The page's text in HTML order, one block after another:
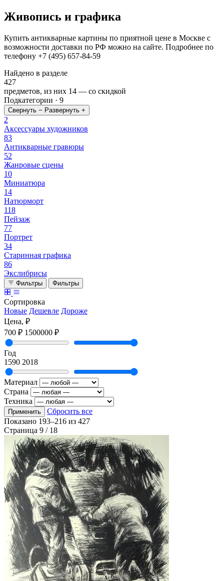
Живопись и графика
Купить антикварные картины по приятной цене в Москве с
возможности доставки по РФ можно на сайте. Подробнее по
телефону +7 (495) 657-84-59
Найдено в разделе
427
предметов, из них 14 — со скидкой
Подкатегории · 9
Свернуть − Развернуть +
2
Аксессуары художников
83
Антикварные гравюры
52
Жанровые сцены
10
Миниатюра
14
Натюрморт
118
Пейзаж
77
Портрет
34
Старинная графика
86
Экслибрисы
Фильтры Фильтры
Сортировка
Новые Дешевле Дороже
Цена, ₽
700 ₽ 1500000 ₽
Год
1590 2018
Материал
Страна
Техника
Применить
Сбросить все
Показано 193–216 из 427
Страница 9 / 18